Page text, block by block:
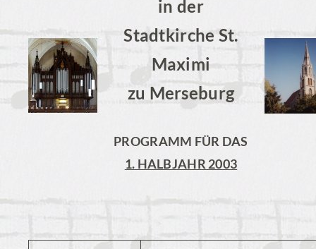
Impressionen
Rückblick
in der
Stadtkirche St.
Maximi
zu Merseburg
PROGRAMM FÜR DAS
1. HALBJAHR 2003